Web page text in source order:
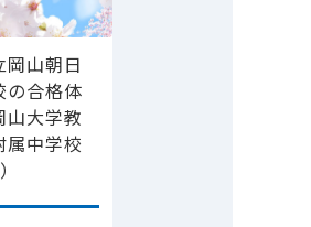
岡山朝日
の合格体
山大学教
属中学校